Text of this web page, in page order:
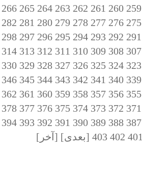
259
260
261
262
263
264
265
266
275
276
277
278
279
280
281
282
291
292
293
294
295
296
297
298
307
308
309
310
311
312
313
314
323
324
325
326
327
328
329
330
339
340
341
342
343
344
345
346
355
356
357
358
359
360
361
362
371
372
373
374
375
376
377
378
387
388
389
390
391
392
393
394
401
402
403 [بعدی] [آخر]